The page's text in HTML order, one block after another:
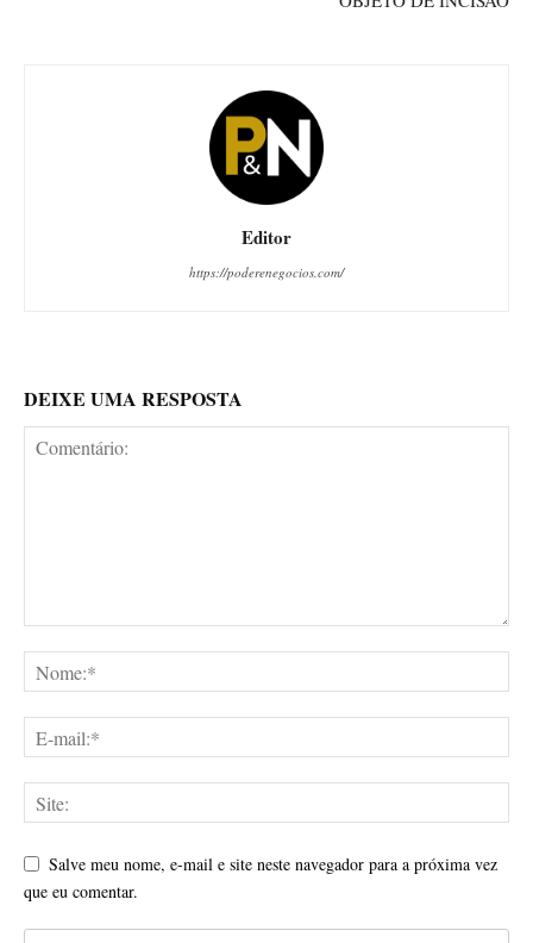
Editor
https://poderenegocios.com/
DEIXE UMA RESPOSTA
Salve meu nome, e-mail e site neste navegador para a próxima vez
que eu comentar.